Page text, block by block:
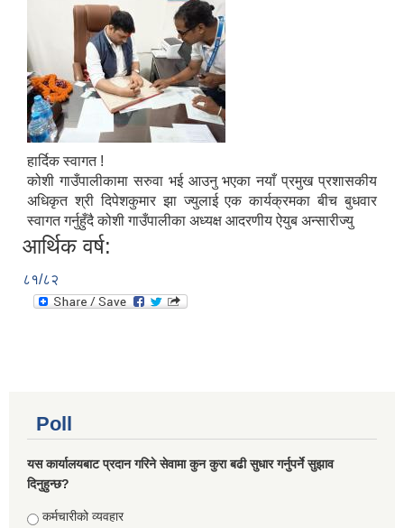
हार्दिक स्वागत !
कोशी गाउँपालीकामा सरुवा भई आउनु भएका नयाँ प्रमुख प्रशासकीय
अधिकृत श्री दिपेशकुमार झा ज्युलाई एक कार्यक्रमका बीच बुधवार
स्वागत गर्नुहुँदै कोशी गाउँपालीका अध्यक्ष आदरणीय ऐयुब अन्सारीज्यु
आर्थिक वर्ष:
८१/८२
Poll
यस कार्यालयबाट प्रदान गरिने सेवामा कुन कुरा बढी सुधार गर्नुपर्ने सुझाव
दिनुहुन्छ?
Choices
कर्मचारीको व्यवहार